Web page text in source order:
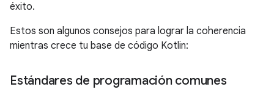
éxito.
Estos son algunos consejos para lograr la coherencia
mientras crece tu base de código Kotlin:
Estándares de programación comunes